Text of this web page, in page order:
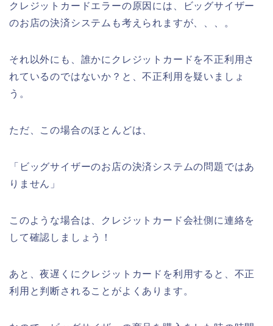
クレジットカードエラーの原因には、ビッグサイザー
のお店の決済システムも考えられますが、、、。
それ以外にも、誰かにクレジットカードを不正利用さ
れているのではないか？と、不正利用を疑いましょ
う。
ただ、この場合のほとんどは、
「ビッグサイザーのお店の決済システムの問題ではあ
りません」
このような場合は、クレジットカード会社側に連絡を
して確認しましょう！
あと、夜遅くにクレジットカードを利用すると、不正
利用と判断されることがよくあります。